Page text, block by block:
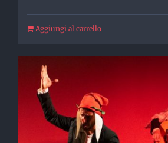
Aggiungi al carrello